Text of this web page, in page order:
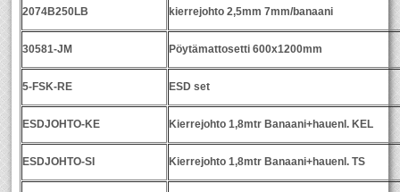
2074B250LB kierrejohto 2,5mm 7mm/banaani
30581-JM Pöytämattosetti 600x1200mm
5-FSK-RE ESD set
ESDJOHTO-KE Kierrejohto 1,8mtr Banaani+hauenl. KEL
ESDJOHTO-SI Kierrejohto 1,8mtr Banaani+hauenl. TS